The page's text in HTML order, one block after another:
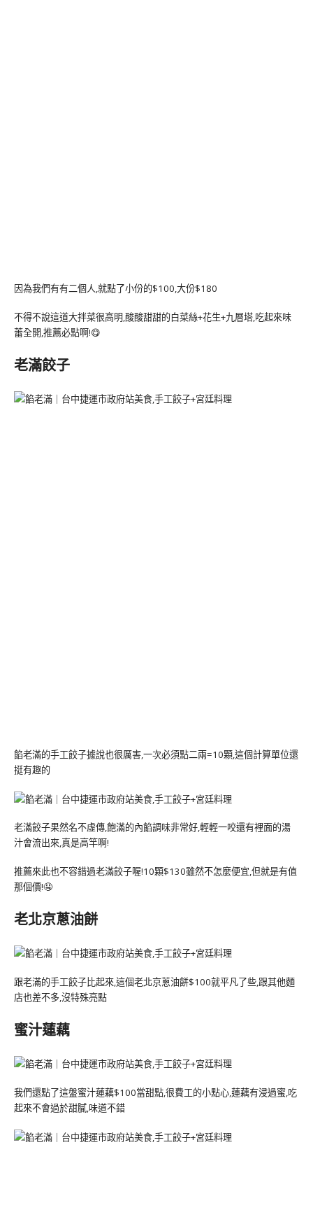
因為我們有有二個人,就點了小份的$100,大份$180
不得不說這道大拌菜很高明,酸酸甜甜的白菜絲+花生+九層塔,吃起來味
蕾全開,推薦必點啊!😋
老滿餃子
餡老滿的手工餃子據說也很厲害,一次必須點二兩=10顆,這個計算單位還
挺有趣的
老滿餃子果然名不虛傳,飽滿的內餡調味非常好,輕輕一咬還有裡面的湯
汁會流出來,真是高竿啊!
推薦來此也不容錯過老滿餃子喔!10顆$130雖然不怎麼便宜,但就是有值
那個價!🤤
老北京蔥油餅
跟老滿的手工餃子比起來,這個老北京蔥油餅$100就平凡了些,跟其他麵
店也差不多,沒特殊亮點
蜜汁蓮藕
我們還點了這盤蜜汁蓮藕$100當甜點,很費工的小點心,蓮藕有浸過蜜,吃
起來不會過於甜膩,味道不錯